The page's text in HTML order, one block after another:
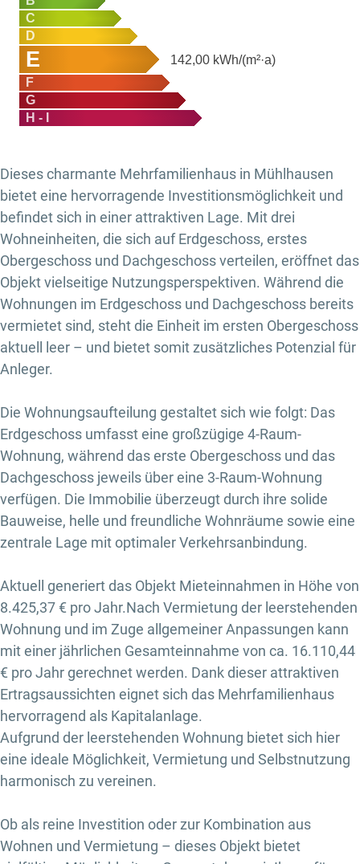
C
D
E 142,00 kWh/(m²·a)
F
G
H - I
Dieses charmante Mehrfamilienhaus in Mühlhausen
bietet eine hervorragende Investitionsmöglichkeit und
befindet sich in einer attraktiven Lage. Mit drei
Wohneinheiten, die sich auf Erdgeschoss, erstes
Obergeschoss und Dachgeschoss verteilen, eröffnet das
Objekt vielseitige Nutzungsperspektiven. Während die
Wohnungen im Erdgeschoss und Dachgeschoss bereits
vermietet sind, steht die Einheit im ersten Obergeschoss
aktuell leer – und bietet somit zusätzliches Potenzial für
Anleger.
Die Wohnungsaufteilung gestaltet sich wie folgt: Das
Erdgeschoss umfasst eine großzügige 4-Raum-
Wohnung, während das erste Obergeschoss und das
Dachgeschoss jeweils über eine 3-Raum-Wohnung
verfügen. Die Immobilie überzeugt durch ihre solide
Bauweise, helle und freundliche Wohnräume sowie eine
zentrale Lage mit optimaler Verkehrsanbindung.
Aktuell generiert das Objekt Mieteinnahmen in Höhe von
8.425,37 € pro Jahr.Nach Vermietung der leerstehenden
Wohnung und im Zuge allgemeiner Anpassungen kann
mit einer jährlichen Gesamteinnahme von ca. 16.110,44
€ pro Jahr gerechnet werden. Dank dieser attraktiven
Ertragsaussichten eignet sich das Mehrfamilienhaus
hervorragend als Kapitalanlage.
Aufgrund der leerstehenden Wohnung bietet sich hier
eine ideale Möglichkeit, Vermietung und Selbstnutzung
harmonisch zu vereinen.
Ob als reine Investition oder zur Kombination aus
Wohnen und Vermietung – dieses Objekt bietet